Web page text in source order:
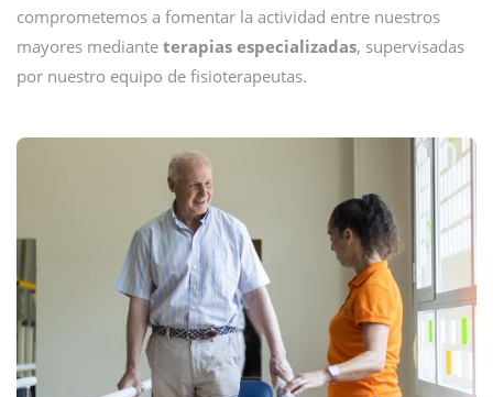
comprometemos a fomentar la actividad entre nuestros
mayores mediante terapias especializadas, supervisadas
por nuestro equipo de fisioterapeutas.